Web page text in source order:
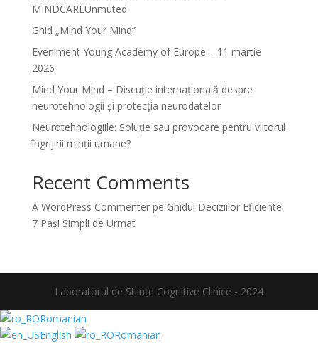
MINDCAREUnmuted
Ghid „Mind Your Mind”
Eveniment Young Academy of Europe – 11 martie
2026
Mind Your Mind – Discuție internațională despre
neurotehnologii și protecția neurodatelor
Neurotehnologiile: Soluție sau provocare pentru viitorul
îngrijirii minții umane?
Recent Comments
A WordPress Commenterpe Ghidul Deciziilor Eficiente:
7 Pași Simpli de Urmat
Laboratorul de Științe Cognitive Clinice - 2024
Romanian
English
Romanian